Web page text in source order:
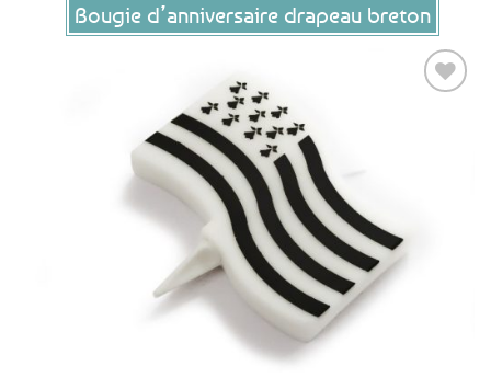
Bougie d’anniversaire drapeau breton